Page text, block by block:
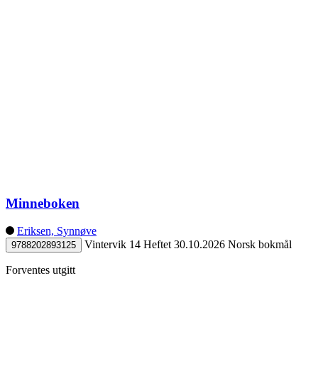
Minneboken
Eriksen, Synnøve
9788202893125 Vintervik 14 Heftet 30.10.2026 Norsk bokmål
Forventes utgitt